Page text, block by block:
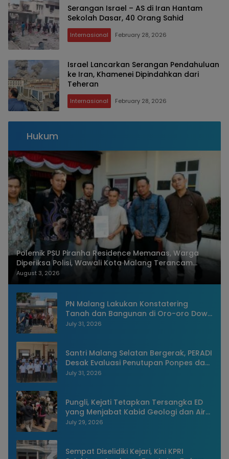
Serangan Israel – AS di Iran Hantam
Sekolah Dasar, 40 Orang Sahid
Internasional February 28, 2026
Israel Lancarkan Serangan Pendahuluan
ke Iran, Khamenei Dipindahkan dari
Teheran
Internasional February 28, 2026
Hukum
Polemik PSU Piranha Residence Memanas, Warga
Diperiksa Polisi, Wawali Kota Malang Terancam
Dilaporkan
August 3, 2026
PN Malang Lakukan Konstatering
Tanah dan Bangunan di Oro-oro Dowo
Kota Malang
July 31, 2026
Santri Malang Selatan Bergerak, PERADI
Desak Evaluasi Penutupan Ponpes dan
Penangkapan Pengasuh
July 31, 2026
Pungli, Kejati Tetapkan Tersangka ED
yang Menjabat Kabid Geologi dan Air
Tanah Dinas ESDM Jatim
July 29, 2026
Sempat Diselidiki Kejari, Kini KPRI